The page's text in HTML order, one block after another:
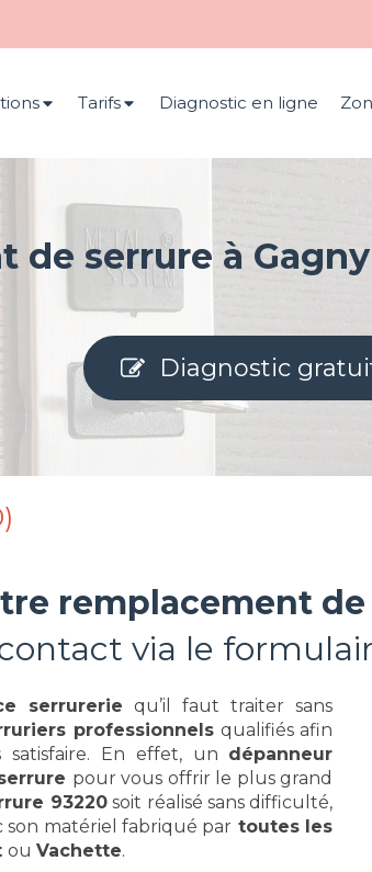
Tarifs Diagnostic en ligne
serrure à Gagny
Diagnostic
remplacement de
via le
serrurerie qu’il faut traiter sans
professionnels qualifiés afin
satisfaire. En effet, un dépanneur
pour vous offrir le plus grand
93220soit réalisé sans difficulté,
son matériel fabriqué par toutes les
ou Vachette.